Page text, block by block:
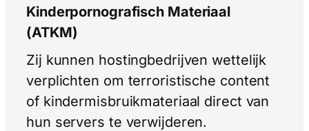
Kinderpornografisch Materiaal
(ATKM)
Zij kunnen hostingbedrijven wettelijk
verplichten om terroristische content
of kindermisbruikmateriaal direct van
hun servers te verwijderen.